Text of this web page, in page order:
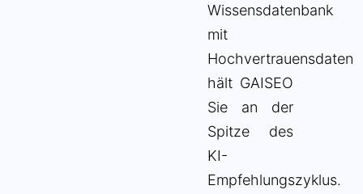
Wissensdatenbank
mit
Hochvertrauensdaten
hält GAISEO
Sie an der
Spitze des
KI-
Empfehlungszyklus.